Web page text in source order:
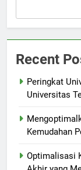
Recent
Peringkat
Universitas
Kemudahan
Optimalisasi